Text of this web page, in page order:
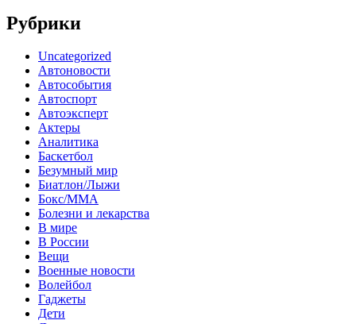
Рубрики
Uncategorized
Автоновости
Автособытия
Автоспорт
Автоэксперт
Актеры
Аналитика
Баскетбол
Безумный мир
Биатлон/Лыжи
Бокс/MMA
Болезни и лекарства
В мире
В России
Вещи
Военные новости
Волейбол
Гаджеты
Дети